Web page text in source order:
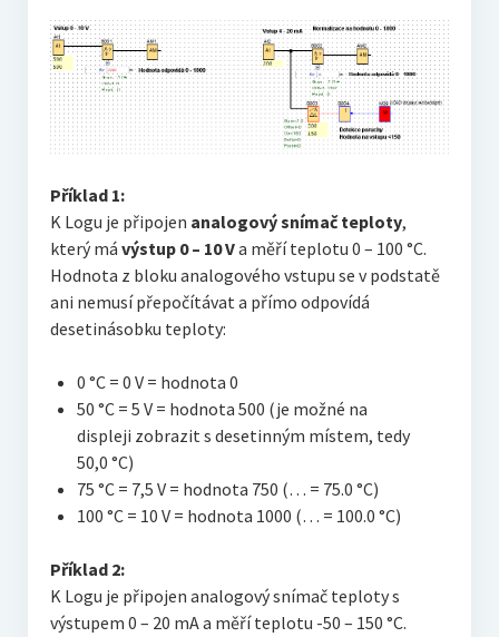
Příklad 1:
K Logu je připojen analogový snímač teploty,
který má výstup 0 – 10 Va měří teplotu 0 – 100 °C.
Hodnota z bloku analogového vstupu se v podstatě
ani nemusí přepočítávat a přímo odpovídá
desetinásobku teploty:
0 °C = 0 V = hodnota 0
50 °C = 5 V = hodnota 500 (je možné na
displeji zobrazit s desetinným místem, tedy
50,0 °C)
75 °C = 7,5 V = hodnota 750 (… = 75.0 °C)
100 °C = 10 V = hodnota 1000 (… = 100.0 °C)
Příklad 2:
K Logu je připojen analogový snímač teploty s
výstupem 0 – 20 mA a měří teplotu -50 – 150 °C.